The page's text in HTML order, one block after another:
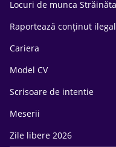
Locuri de munca
Raportează conținut ilegal
Cariera
Model CV
Scrisoare de intentie
Meserii
Zile libere 2026